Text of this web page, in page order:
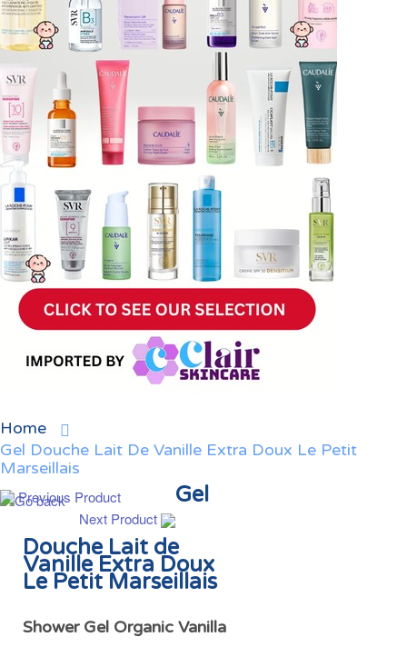
Home
Gel Douche Lait De Vanille Extra Doux Le Petit
Marseillais
Previous Product
Next Product
Gel
Douche Lait de
Vanille Extra Doux
Le Petit Marseillais
Shower Gel Organic Vanilla